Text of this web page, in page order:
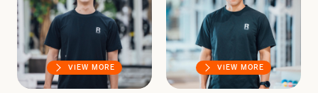
VIEW MORE VIEW MORE